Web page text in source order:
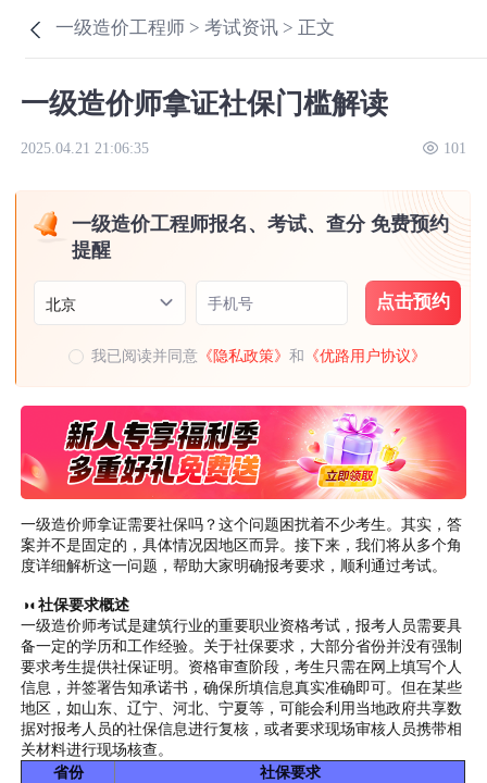
一级造价工程师 >考试资讯 > 正文
一级造价师拿证社保门槛解读
2025.04.21 21:06:35 101
一级造价工程师报名、考试、查分 免费预约
提醒
北京 手机号 点击预约
我已阅读并同意 《隐私政策》和 《优路用户协议》
一级造价师拿证需要社保吗？这个问题困扰着不少考生。其实，答
案并不是固定的，具体情况因地区而异。接下来，我们将从多个角
度详细解析这一问题，帮助大家明确报考要求，顺利通过考试。
◑◐社保要求概述
一级造价师考试是建筑行业的重要职业资格考试，报考人员需要具
备一定的学历和工作经验。关于社保要求，大部分省份并没有强制
要求考生提供社保证明。资格审查阶段，考生只需在网上填写个人
信息，并签署告知承诺书，确保所填信息真实准确即可。但在某些
地区，如山东、辽宁、河北、宁夏等，可能会利用当地政府共享数
据对报考人员的社保信息进行复核，或者要求现场审核人员携带相
关材料进行现场核查。
省份
社保要求